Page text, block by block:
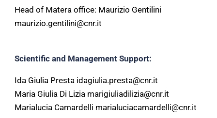
Head of Matera office: Maurizio Gentilini
maurizio.gentilini@cnr.it
Scientific and Management Support:
Ida Giulia Presta idagiulia.presta@cnr.it
Maria Giulia Di Lizia marigiuliadilizia@cnr.it
Marialucia Camardelli marialuciacamardelli@cnr.it